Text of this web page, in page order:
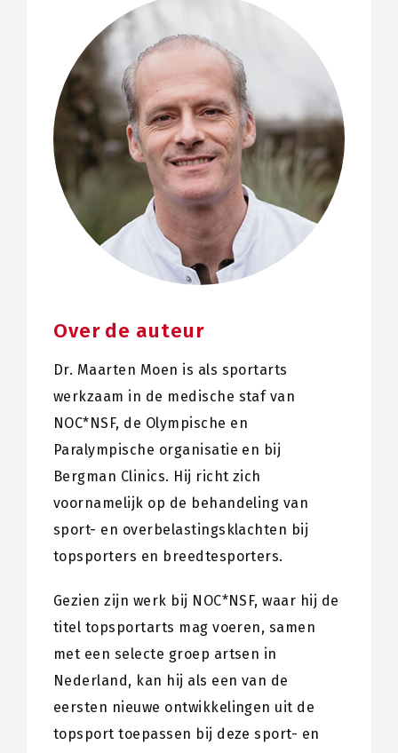
Over de auteur
Dr. Maarten Moen is als sportarts
werkzaam in de medische staf van
NOC*NSF, de Olympische en
Paralympische organisatie en bij
Bergman Clinics. Hij richt zich
voornamelijk op de behandeling van
sport- en overbelastingsklachten bij
topsporters en breedtesporters.
Gezien zijn werk bij NOC*NSF, waar hij de
titel topsportarts mag voeren, samen
met een selecte groep artsen in
Nederland, kan hij als een van de
eersten nieuwe ontwikkelingen uit de
topsport toepassen bij deze sport- en